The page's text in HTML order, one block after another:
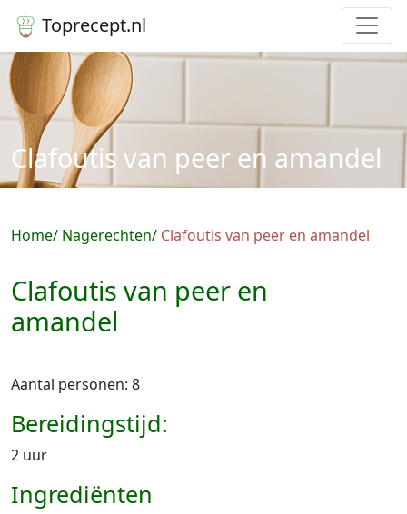
Toprecept.nl
Clafoutis van peer en amandel
Home Nagerechten Clafoutis van peer en amandel
Clafoutis van peer en
amandel
Aantal personen: 8
Bereidingstijd:
2 uur
Ingrediënten